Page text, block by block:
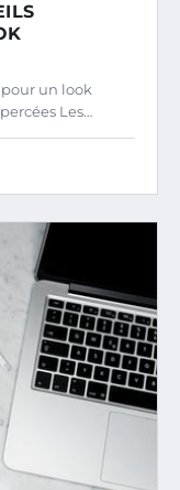
pour un look
Les…